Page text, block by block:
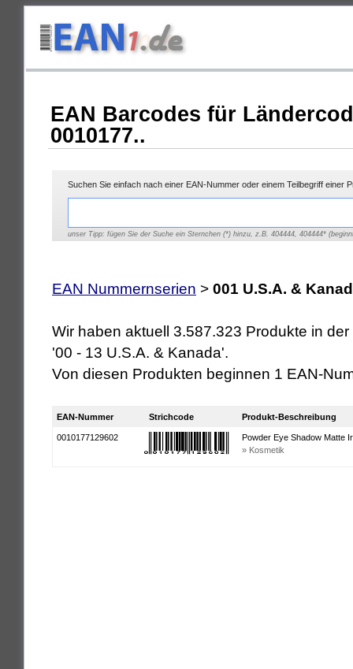
EAN Barcodes für
0010177..
Suchen Sie einfach nach einer EAN-Nummer oder einem Teilbegriff einer
unser Tipp: fügen Sie der Suche ein Sternchen (*) hinzu, z.B. 404444, 404444*
EAN Nummernserien > 001 U.S.A. &
Wir haben aktuell 3.587.323 Produkte in
'00 - 13 U.S.A. & Kanada'.
Von diesen Produkten beginnen 1 EAN-
EAN-Nummer Strichcode Produkt-Beschreibung
0010177129602
Powder Eye Shadow Matte
» Kosmetik